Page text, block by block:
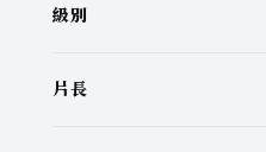
級別
片長